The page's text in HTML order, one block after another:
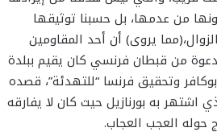
من عدمها، بل حسبنا توثيقها
يروى) أن أحد المقاومين
من قبطان فرنسي كان يقيم ببلدة
وتحقيق فرنسا “للتهدئة”، قصده
اشتهر به بورنازيل حيث كان لا يفارقه
حوله العجب العجاب.